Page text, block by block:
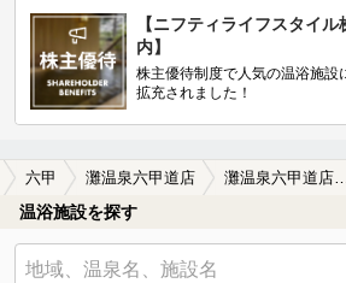
【ニフティライフスタイ
内】
株主優待制度で人気の温浴施設
拡充されました！
六甲 灘温泉六甲道店 灘温泉六甲道店の
温浴施設を探す